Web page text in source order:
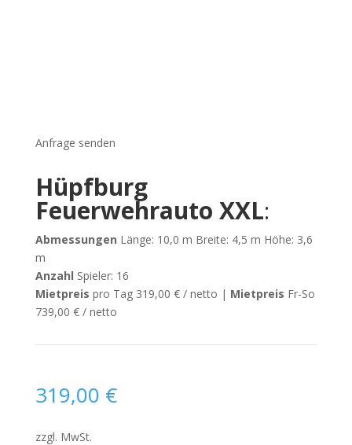
Anfrage senden
Hüpfburg
Feuerwehrauto XXL:
Abmessungen Länge: 10,0 m Breite: 4,5 m Höhe: 3,6
m
Anzahl Spieler: 16
Mietpreis pro Tag 319,00 € / netto | Mietpreis Fr-So
739,00 € / netto
319,00 €
zzgl. MwSt.